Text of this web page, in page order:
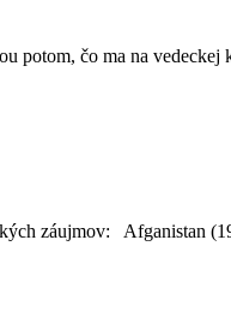
potom, čo ma na
záujmov: Afganistan